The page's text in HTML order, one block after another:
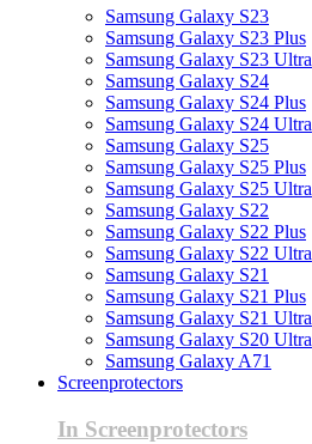
Samsung Galaxy S23
Samsung Galaxy S23 Plus
Samsung Galaxy S23 Ultra
Samsung Galaxy S24
Samsung Galaxy S24 Plus
Samsung Galaxy S24 Ultra
Samsung Galaxy S25
Samsung Galaxy S25 Plus
Samsung Galaxy S25 Ultra
Samsung Galaxy S22
Samsung Galaxy S22 Plus
Samsung Galaxy S22 Ultra
Samsung Galaxy S21
Samsung Galaxy S21 Plus
Samsung Galaxy S21 Ultra
Samsung Galaxy S20 Ultra
Samsung Galaxy A71
Screenprotectors
In Screenprotectors